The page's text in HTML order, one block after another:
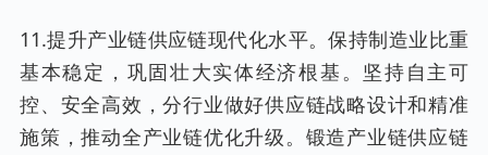
11.提升产业链供应链现代化水平。保持制造业比重
基本稳定，巩固壮大实体经济根基。坚持自主可
控、安全高效，分行业做好供应链战略设计和精准
施策，推动全产业链优化升级。锻造产业链供应链